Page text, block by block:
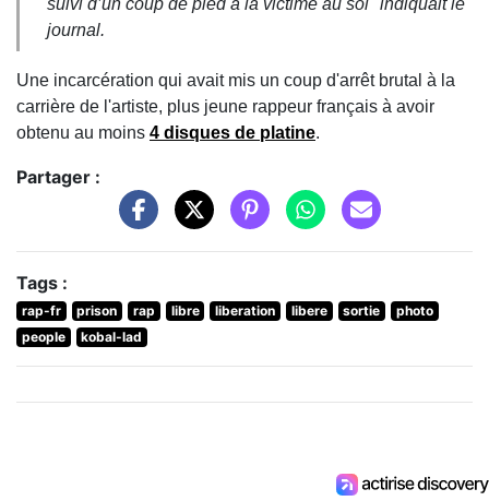
suivi d’un coup de pied à la victime au sol " indiquait le
journal.
Une incarcération qui avait mis un coup d'arrêt brutal à la
carrière de l'artiste, plus jeune rappeur français à avoir
obtenu au moins 4 disques de platine.
Partager :
Tags :
rap-fr prison rap libre liberation libere sortie
photo
people
kobal-lad